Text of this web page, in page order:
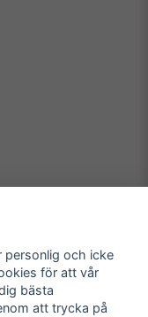
personlig och icke
för att vår
bästa
att trycka på